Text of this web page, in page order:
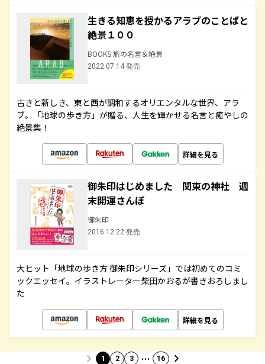
生きる知恵を授かるアラブのことばと
絶景１００
BOOKS 旅の名言＆絶景
2022.07.14 発売
古きと新しき、東と西が調和するオリエンタルな世界、アラ
ブ。「地球の歩き方」が贈る、人生を輝かせる名言と癒やしの
絶景集！
詳細を見る
御朱印はじめました 関東の神社 週
末開運さんぽ
御朱印
2016.12.22 発売
大ヒット「地球の歩き方 御朱印シリーズ」では初めてのコミ
ックエッセイ。イラストレーター柴田かおるが書きおろしまし
た
詳細を見る
1 2 3 … 16